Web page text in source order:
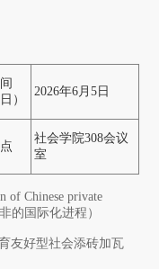
）
2026年6月5日
社会学院308会议
室
of Chinese private
的国际化进程）
友好型社会添砖加瓦